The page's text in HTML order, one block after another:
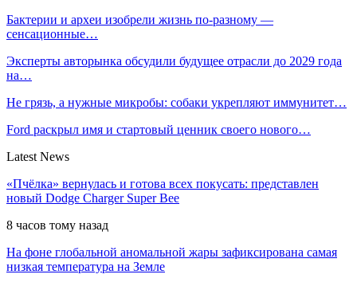
Бактерии и археи изобрели жизнь по-разному —
сенсационные…
Эксперты авторынка обсудили будущее отрасли до 2029 года
на…
Не грязь, а нужные микробы: собаки укрепляют иммунитет…
Ford раскрыл имя и стартовый ценник своего нового…
Latest News
«Пчёлка» вернулась и готова всех покусать: представлен
новый Dodge Charger Super Bee
8 часов тому назад
На фоне глобальной аномальной жары зафиксирована самая
низкая температура на Земле